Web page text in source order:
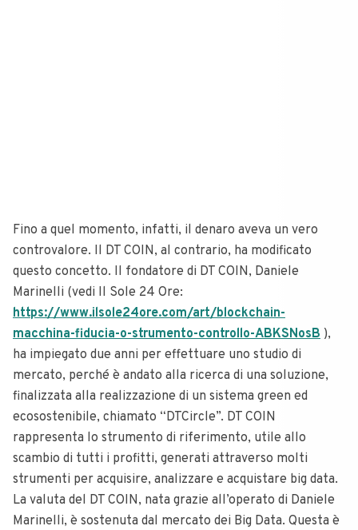
Fino a quel momento, infatti, il denaro aveva un vero
controvalore. Il DT COIN, al contrario, ha modificato
questo concetto. Il fondatore di DT COIN, Daniele
Marinelli (vedi Il Sole 24 Ore:
https://www.ilsole24ore.com/art/blockchain-
macchina-fiducia-o-strumento-controllo-ABKSNosB ),
ha impiegato due anni per effettuare uno studio di
mercato, perché è andato alla ricerca di una soluzione,
finalizzata alla realizzazione di un sistema green ed
ecosostenibile, chiamato “DTCircle”. DT COIN
rappresenta lo strumento di riferimento, utile allo
scambio di tutti i profitti, generati attraverso molti
strumenti per acquisire, analizzare e acquistare big data.
La valuta del DT COIN, nata grazie all’operato di Daniele
Marinelli, è sostenuta dal mercato dei Big Data. Questa è